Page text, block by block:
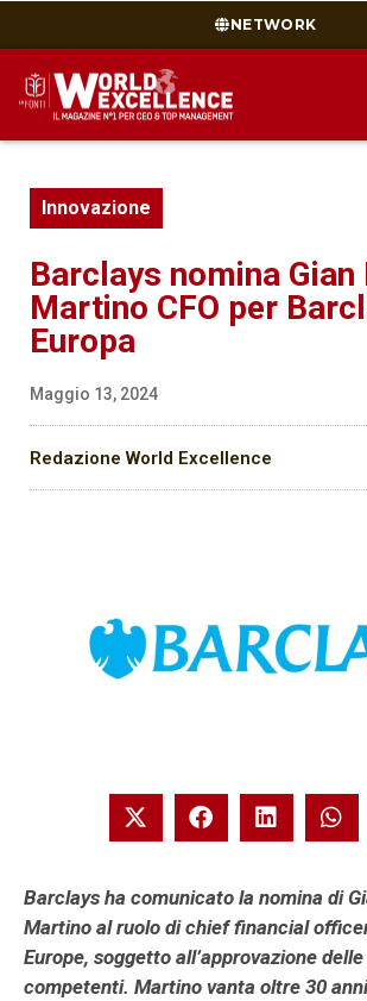
NETWORK
Innovazione
Barclays nomina
Martino CFO per
Europa
Maggio 13, 2024
Redazione World Excellence
Barclays ha comunicato la nomina di
Martino al ruolo di chief financial
Europe, soggetto all’approvazione
competenti. Martino vanta oltre 30